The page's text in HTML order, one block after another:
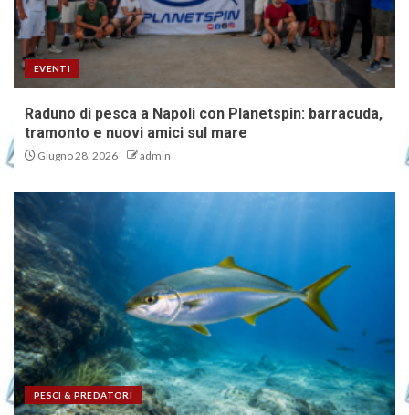
EVENTI
Raduno di pesca a Napoli con Planetspin: barracuda,
tramonto e nuovi amici sul mare
Giugno 28, 2026 admin
PESCI & PREDATORI